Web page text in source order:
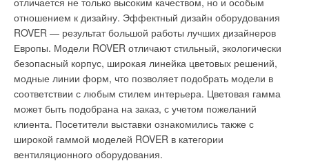
отношением к дизайну. Эффектный дизайн оборудования
ROVER — результат большой работы лучших дизайнеров
Европы. Модели ROVER отличают стильный, экологически
безопасный корпус, широкая линейка цветовых решений,
модные линии форм, что позволяет подобрать модели в
соответствии с любым стилем интерьера. Цветовая гамма
может быть подобрана на заказ, с учетом пожеланий
клиента. Посетители выставки ознакомились также с
широкой гаммой моделей ROVER в категории
вентиляционного оборудования.
Уведомления отключены
Комментарии
В этой теме еще нет комментариев
Добавить комментарий
районов Украины — 300–350 Вт/м2. Расчетная мощность
для таких мест, как мосты и погрузочные платформы,
должна быть увеличена на 50%. Для снижения теплопотерь
вниз необходимо применять теплоизоляционный материал.
Если такой возможности нет, мы рекомендуем использовать
максимально возможную установленную мощность.
Примерные значения устанавливаемой мощности
приведены в табл. 1.
Установки на крышах